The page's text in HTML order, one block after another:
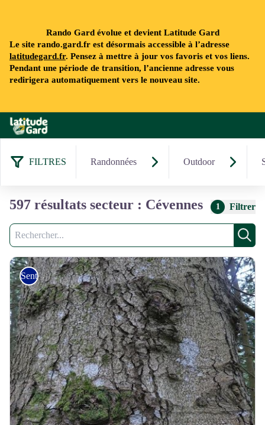
Rando Gard évolue et devient Latitude Gard
Le site rando.gard.fr est désormais accessible à l’adresse
latitudegard.fr. Pensez à mettre à jour vos favoris et vos liens.
Pendant une période de transition, l’ancienne adresse vous
redirigera automatiquement vers le nouveau site.
Rando Gard
FILTRES Randonnées Outdoor
597 résultats secteur : Cévennes 1 Filtrer
Recherche
Sentiers de découverte